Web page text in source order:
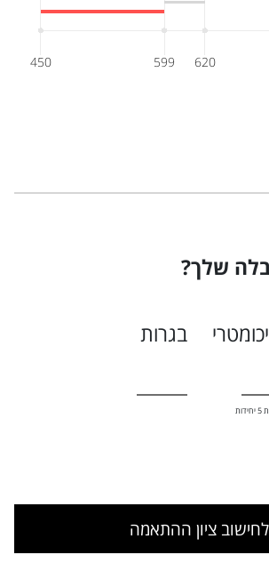
450 599 620
שלך?
בגרות
לחישוב ציון ההתאמה